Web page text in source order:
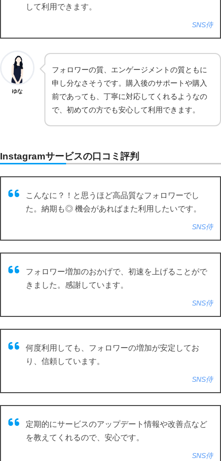
して利用できます。
SNS侍
ゆな
フォロワーの質、エンゲージメントの質ともに
申し分なさそうです。購入後のサポートや購入
前であっても、丁寧に対応してくれるようなの
で、初めての方でも安心して利用できます。
Instagramサービスの口コミ評判
こんなに？！と思うほど高品質なフォロワーでし
た。納期も◎ 機会があればまた利用したいです。
SNS侍
フォロワー増加のおかげで、初速を上げることがで
きました。感謝しています。
SNS侍
何度利用しても、フォロワーの増加が安定してお
り、信頼しています。
SNS侍
定期的にサービスのアップデート情報や改善点など
を教えてくれるので、安心です。
SNS侍